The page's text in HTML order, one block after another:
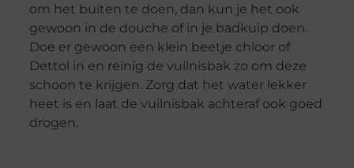
om het buiten te doen, dan kun je het ook
gewoon in de douche of in je badkuip doen.
Doe er gewoon een klein beetje chloor of
Dettol in en reinig de vuilnisbak zo om deze
schoon te krijgen. Zorg dat het water lekker
heet is en laat de vuilnisbak achteraf ook goed
drogen.